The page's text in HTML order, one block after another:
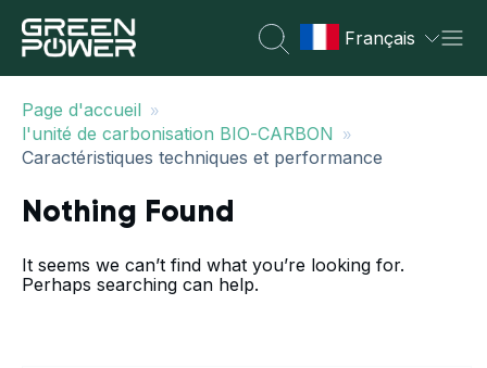
Français
Page d'accueil »
l'unité de carbonisation BIO-CARBON »
Caractéristiques techniques et performance
Nothing Found
It seems we can’t find what you’re looking for.
Perhaps searching can help.